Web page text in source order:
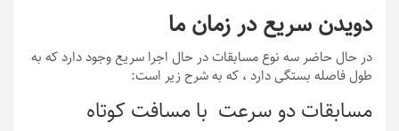
دویدن سریع در زمان ما
در حال حاضر سه نوع مسابقات در حال اجرا سریع وجود دارد که به
طول فاصله بستگی دارد ، که به شرح زیر است:
مسابقات دو سرعت با مسافت کوتاه